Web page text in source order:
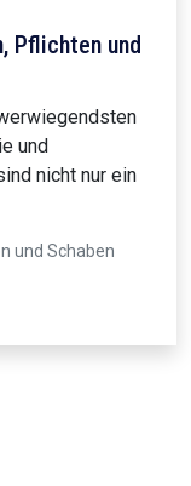
Pflichten und
und
nicht nur ein
und Schaben